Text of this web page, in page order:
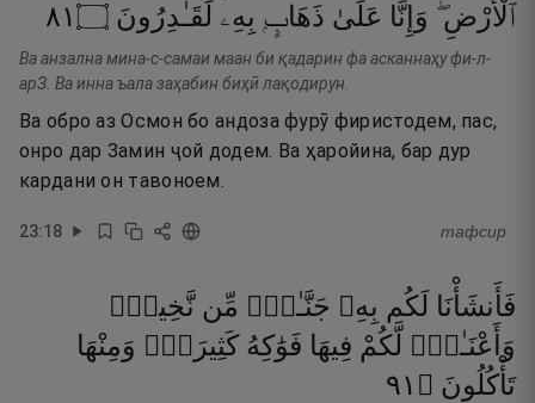
ٱلْأَرْضِ ۖ وَإِنَّا عَلَىٰ ذَهَابٍۭ بِهِۦ لَقَـٰدِرُونَ ۝١٨
Ва анзална мина-с-самаи маан би қадарин фа асканнаҳу фи-л-
арЗ. Ва инна ъала заҳабин биҳӣ лақодирун.
Ва обро аз Осмон бо андоза фурӯ фиристодем, пас,
онро дар Замин ҷой додем. Ва ҳаройина, бар дур
кардани он тавоноем.
23:18 тафсир
فَأَنشَأْنَا لَكُم بِهِۦ جَنَّـٰتٍۢ مِّن نَّخِيلٍۢ
وَأَعْنَـٰبٍۢ لَّكُمْ فِيهَا فَوَٰكِهُ كَثِيرَةٌۭ وَمِنْهَا
تَأْكُلُونَ ۝ ١٩